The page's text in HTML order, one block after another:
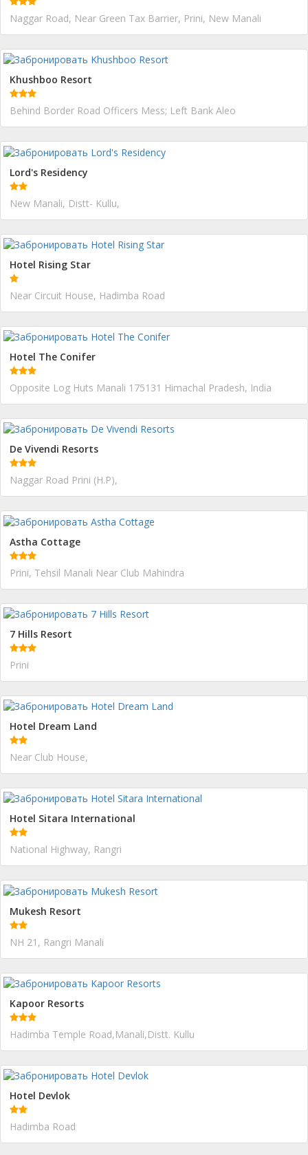
Naggar Road, Near Green Tax Barrier, Prini, New Manali
Khushboo Resort
Behind Border Road Officers Mess; Left Bank Aleo
Lord's Residency
New Manali, Distt- Kullu,
Hotel Rising Star
Near Circuit House, Hadimba Road
Hotel The Conifer
Opposite Log Huts Manali 175131 Himachal Pradesh, India
De Vivendi Resorts
Naggar Road Prini (H.P),
Astha Cottage
Prini, Tehsil Manali Near Club Mahindra
7 Hills Resort
Prini
Hotel Dream Land
Near Club House,
Hotel Sitara International
National Highway, Rangri
Mukesh Resort
NH 21, Rangri Manali
Kapoor Resorts
Hadimba Temple Road,Manali,Distt. Kullu
Hotel Devlok
Hadimba Road